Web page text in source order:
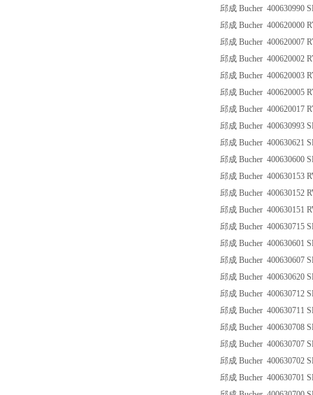
邱成 Bucher 400630990
邱成 Bucher 400620000
邱成 Bucher 400620007
邱成 Bucher 400620002
邱成 Bucher 400620003
邱成 Bucher 400620005
邱成 Bucher 400620017
邱成 Bucher 400630993
邱成 Bucher 400630621
邱成 Bucher 400630600
邱成 Bucher 400630153
邱成 Bucher 400630152
邱成 Bucher 400630151
邱成 Bucher 400630715
邱成 Bucher 400630601
邱成 Bucher 400630607
邱成 Bucher 400630620
邱成 Bucher 400630712
邱成 Bucher 400630711
邱成 Bucher 400630708
邱成 Bucher 400630707
邱成 Bucher 400630702
邱成 Bucher 400630701